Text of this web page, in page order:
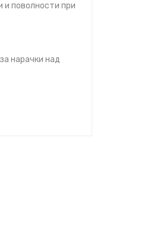
и поволности при
нарачки над